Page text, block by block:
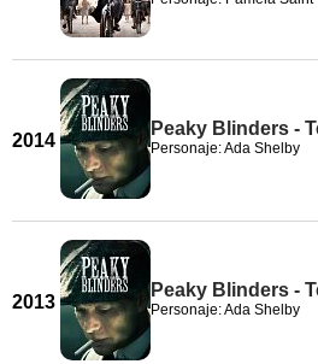
2014
Peaky Blinders -
Personaje: Ada Shelby
2013
Peaky Blinders -
Personaje: Ada Shelby